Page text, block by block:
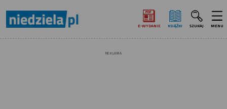
E‑WYDANIE KSIĄŻKI SZUKAJ MENU
REKLAMA